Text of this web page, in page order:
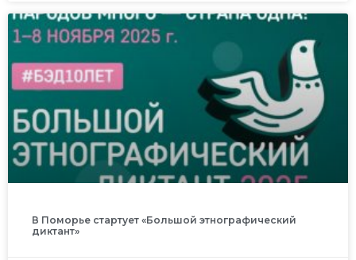
В Поморье стартует «Большой этнографический
диктант»